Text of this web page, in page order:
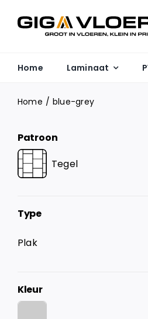
Home Laminaat
Home blue-grey
Patroon
Tegel
Type
Plak
Kleur